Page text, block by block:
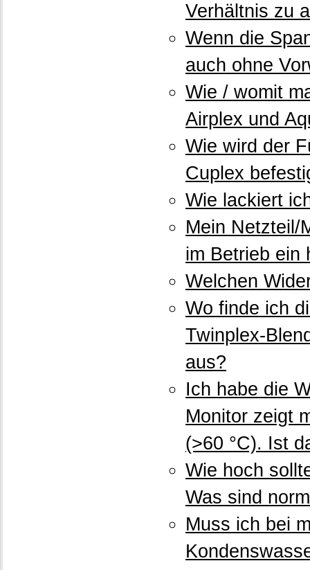
Verhältnis zu
Wenn die
auch ohne
Wie / womit
Airplex und
Wie wird der
Cuplex
Wie lackiert
Mein Netzteil/
im Betrieb ein
Welchen
Wo finde ich
Twinplex-
aus?
Ich habe die
Monitor zeigt
(>60 °C). Ist
Wie hoch
Was sind
Muss ich bei